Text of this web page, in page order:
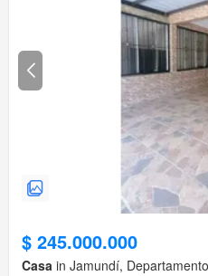
$ 245.000.000
Casa in Jamundí,